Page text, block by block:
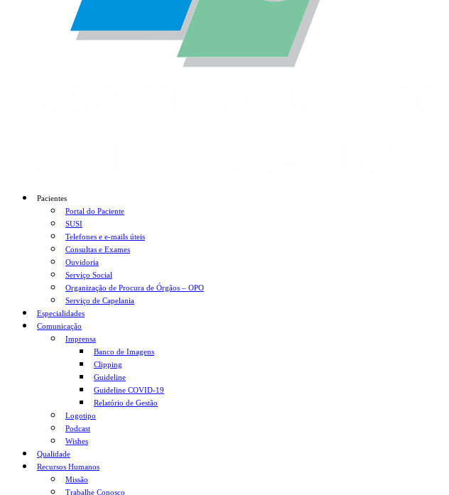
Pacientes
Portal do Paciente
SUSI
Telefones e e-mails úteis
Consultas e Exames
Ouvidoria
Serviço Social
Organização de Procura de Órgãos – OPO
Serviço de Capelania
Especialidades
Comunicação
Imprensa
Banco de Imagens
Clipping
Guideline
Guideline COVID-19
Relatório de Gestão
Logotipo
Podcast
Wishes
Qualidade
Recursos Humanos
Missão
Trabalhe Conosco